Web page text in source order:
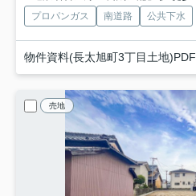
プロパンガス 南道路 公共下水
物件資料(長太旭町3丁目土地)PDF
売地